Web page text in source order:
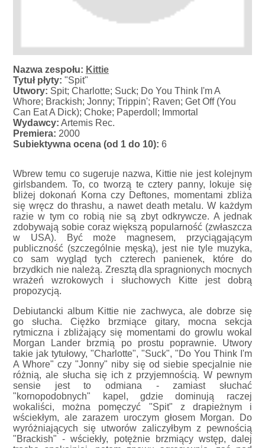
Nazwa zespołu: Kittie
Tytuł płyty: "Spit"
Utwory: Spit; Charlotte; Suck; Do You Think I'm A
Whore; Brackish; Jonny; Trippin'; Raven; Get Off (You
Can Eat A Dick); Choke; Paperdoll; Immortal
Wydawcy: Artemis Rec.
Premiera: 2000
Subiektywna ocena (od 1 do 10): 6
Wbrew temu co sugeruje nazwa, Kittie nie jest kolejnym
girlsbandem. To, co tworzą te cztery panny, lokuje się
bliżej dokonań Korna czy Deftones, momentami zbliża
się wręcz do thrashu, a nawet death metalu. W każdym
razie w tym co robią nie są zbyt odkrywcze. A jednak
zdobywają sobie coraz większą popularność (zwłaszcza
w USA). Być może magnesem, przyciągającym
publiczność (szczególnie męską), jest nie tyle muzyka,
co sam wygląd tych czterech panienek, które do
brzydkich nie należą. Zresztą dla spragnionych mocnych
wrażeń wzrokowych i słuchowych Kitte jest dobrą
propozycją.
Debiutancki album Kittie nie zachwyca, ale dobrze się
go słucha. Ciężko brzmiące gitary, mocna sekcja
rytmiczna i zbliżający się momentami do growlu wokal
Morgan Lander brzmią po prostu poprawnie. Utwory
takie jak tytułowy, "Charlotte", "Suck", "Do You Think I'm
A Whore" czy "Jonny" niby się od siebie specjalnie nie
różnią, ale słucha się ich z przyjemnością. W pewnym
sensie jest to odmiana - zamiast słuchać
"kornopodobnych" kapel, gdzie dominują raczej
wokaliści, można pomęczyć "Spit" z drapieżnym i
wściekłym, ale zarazem uroczym głosem Morgan. Do
wyróżniających się utworów zaliczyłbym z pewnością
"Brackish" - wściekły, potężnie brzmiący wstęp, dalej